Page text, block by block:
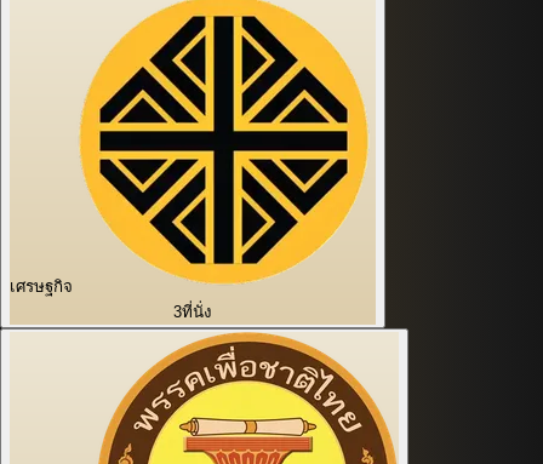
เศรษฐกิจ
3ที่นั่ง